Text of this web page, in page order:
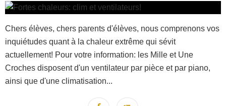
Chers élèves, chers parents d'élèves, nous comprenons vos
inquiétudes quant à la chaleur extrême qui sévit
actuellement! Pour votre information: les Mille et Une
Croches disposent d'un ventilateur par pièce et par piano,
ainsi que d'une climatisation...